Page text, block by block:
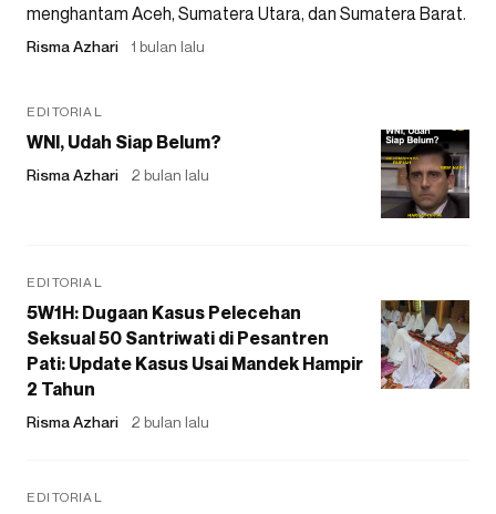
menghantam Aceh, Sumatera Utara, dan Sumatera Barat.
Risma Azhari 1 bulan lalu
EDITORIAL
WNI, Udah Siap Belum?
Risma Azhari 2 bulan lalu
EDITORIAL
5W1H: Dugaan Kasus Pelecehan
Seksual 50 Santriwati di Pesantren
Pati: Update Kasus Usai Mandek Hampir
2 Tahun
Risma Azhari 2 bulan lalu
EDITORIAL